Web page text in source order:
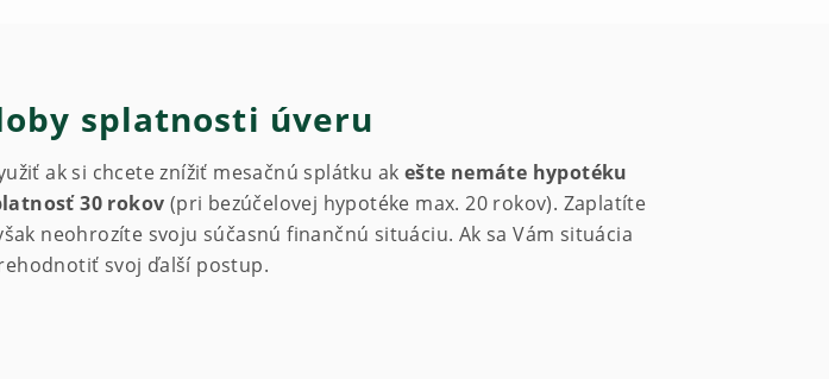
splatnosti úveru
ak si chcete znížiť mesačnú splátku ak ešte nemáte hypotéku
30 rokov (pri bezúčelovej hypotéke max. 20 rokov). Zaplatíte
neohrozíte svoju súčasnú finančnú situáciu. Ak sa Vám situácia
svoj ďalší postup.